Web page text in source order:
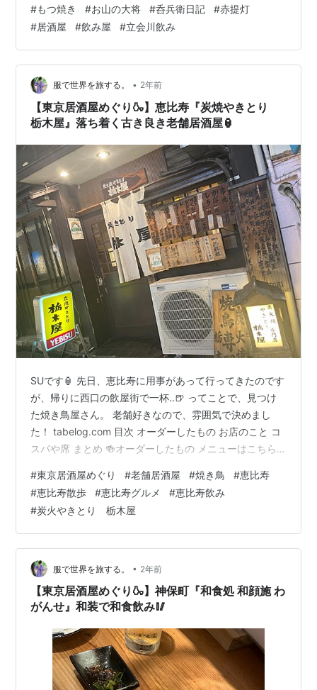
『お山の大将』さんです。 tabelog.com 目次 オーダーし
たもの お店のこと コスパや席 まとめ 🍻オーダーしたも
の 壁一面に色々貼ってあって、何を頼もうかひと通り悩
み‥ とりあえず、もちろんビールで乾杯❣️ 素敵な戦利品と
楽…
#もつ焼き #お山の大将 #呑兵衛日記 #赤提灯
#居酒屋 #飲み屋 #立会川飲み
服で世界を旅する。 • 2年前
【東京居酒屋めぐり🍶】恵比寿『炭焼やきとり
栃木屋』落ち着く古き良き老舗居酒屋🏮
SUです🏮 先日、恵比寿に用事があって行ってきたのです
が、帰りに西口の飲屋街で一杯‥🍺 ってことで、見つけ
た焼き鳥屋さん。 老舗好きなので、雰囲気で決めまし
た！ tabelog.com 目次 オーダーしたもの お店のこと コ
スパや席 まとめ 🍻オーダーしたもの メニューはこちら
すおろしでした。 好きだから嬉しい☺️ 串🍡レバー、正肉
レバー、店によって食べられたり食べれなかったりする
ので(個人的に)、初めてのお店ではあまり食べないのです
が、、 2本ずつだったので一本食べてみました。 全然食
べられるレバーだったのでよかった😋 特に変な癖もな
い…
#東京居酒屋めぐり #老舗居酒屋 #焼き鳥 #恵比寿
#恵比寿散歩 #恵比寿グルメ #恵比寿飲み
#炭火やきとり 栃木屋
服で世界を旅する。 • 2年前
【東京居酒屋めぐり🍶】神保町『和食処 和顔施 わ
がんせ』和装で和食飲み🥢